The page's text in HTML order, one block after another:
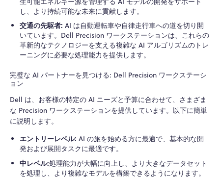
し、より持続可能な未来に貢献します。
交通の先駆者: AI は自動運転車や自律走行車への道を切り開
いています。Dell Precision ワークステーションは、これらの
革新的なテクノロジーを支える複雑な AI アルゴリズムのトレ
ーニングに必要な処理能力を提供します。
完璧な AI パートナーを見つける: Dell Precision ワークステーシ
ョン
Dell は、お客様の特定の AI ニーズと予算に合わせて、さまざま
な Precision ワークステーションを提供しています。以下に簡単
に説明します。
エントリーレベル: AI の旅を始める方に最適で、基本的な開
発および展開タスクに最適です。
中レベル:処理能力が大幅に向上し、より大きなデータセット
を処理し、より複雑なモデルを構築できるようになります。